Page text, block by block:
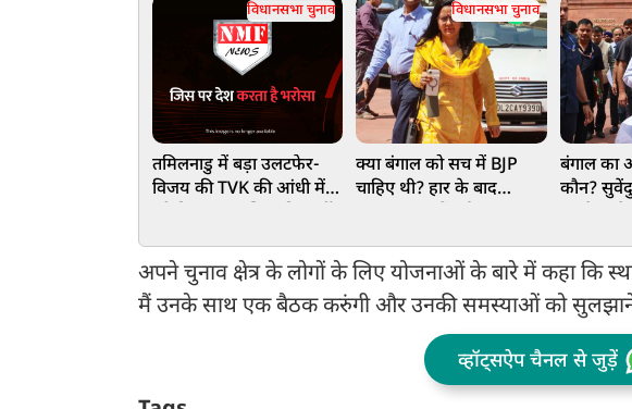
विधानसभा चुनाव
तमिलनाडु में बड़ा उलटफेर-
विजय की TVK की आंधी में
विधानसभा चुनाव
क्या बंगाल को सच में BJP
चाहिए थी? हार के बाद
दिए सारे राज!
बंगाल का
कौन? सुवेंदु
का ऐलान
अपने चुनाव क्षेत्र के लोगों के लिए योजनाओं के बारे में कहा कि
मैं उनके साथ एक बैठक करुंगी और उनकी समस्याओं को
व्हॉट्सऐप चैनल से जुड़ें